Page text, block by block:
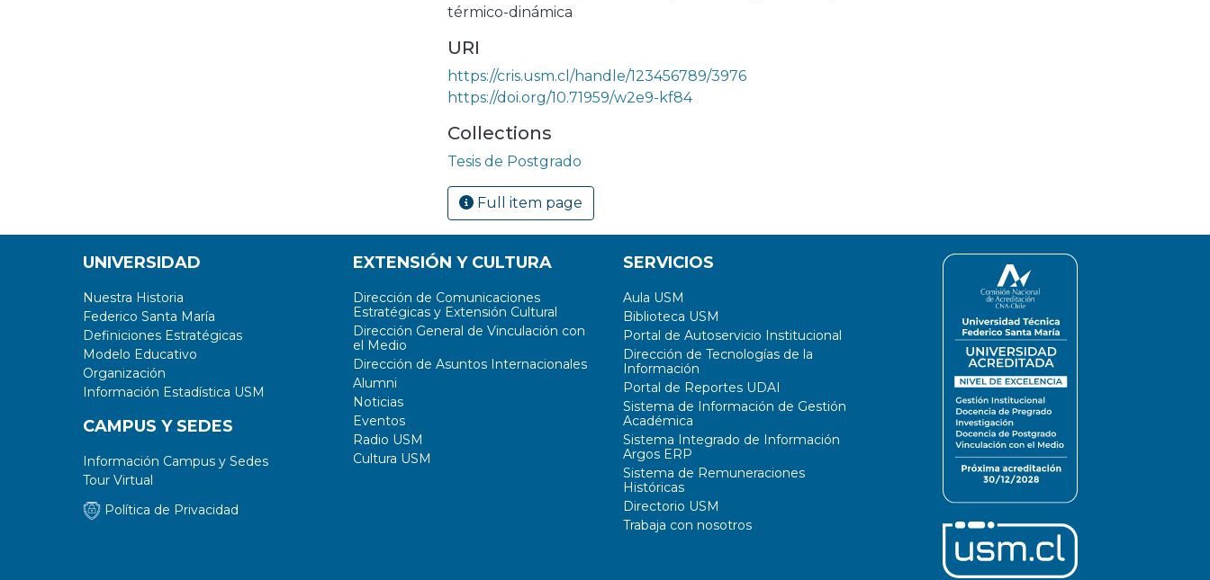
térmico-dinámica
URI
https://cris.usm.cl/handle/123456789/3976
https://doi.org/10.71959/w2e9-kf84
Collections
Tesis de Postgrado
Full item page
UNIVERSIDAD
Nuestra Historia
Federico Santa María
Definiciones Estratégicas
Modelo Educativo
Organización
Información Estadística USM
CAMPUS Y SEDES
Información Campus y Sedes
Tour Virtual
Política de Privacidad
EXTENSIÓN Y CULTURA
Dirección de Comunicaciones
Estratégicas y Extensión Cultural
Dirección General de Vinculación con
el Medio
Dirección de Asuntos Internacionales
Alumni
Noticias
Eventos
Radio USM
Cultura USM
SERVICIOS
Aula USM
Biblioteca USM
Portal de Autoservicio Institucional
Dirección de Tecnologías de la
Información
Portal de Reportes UDAI
Sistema de Información de Gestión
Académica
Sistema Integrado de Información
Argos ERP
Sistema de Remuneraciones
Históricas
Directorio USM
Trabaja con nosotros